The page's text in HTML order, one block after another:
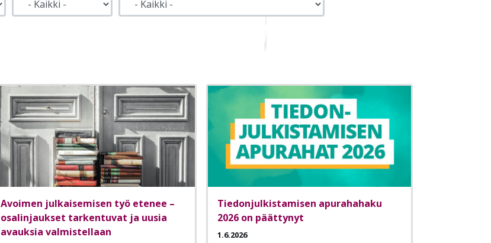
Avoimen julkaisemisen työ etenee –
osalinjaukset tarkentuvat ja uusia
avauksia valmistellaan
Tiedonjulkistamisen apurahahaku
2026 on päättynyt
1.6.2026